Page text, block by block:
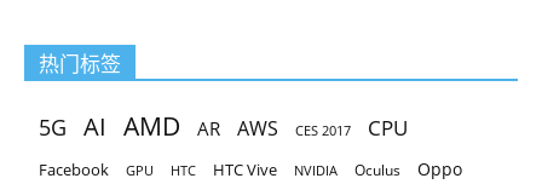
热门标签
5G AI AMD AR AWS CES 2017 CPU
Facebook GPU HTC HTC Vive NVIDIA Oculus Oppo